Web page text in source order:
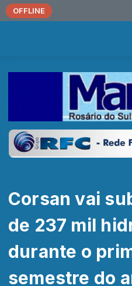
OFFLINE
Corsan vai
de 237 mil
durante o
semestre do